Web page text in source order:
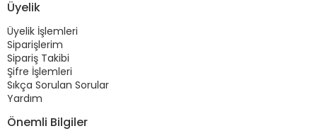
Üyelik
Üyelik İşlemleri
Siparişlerim
Sipariş Takibi
Şifre İşlemleri
Sıkça Sorulan Sorular
Yardım
Önemli Bilgiler